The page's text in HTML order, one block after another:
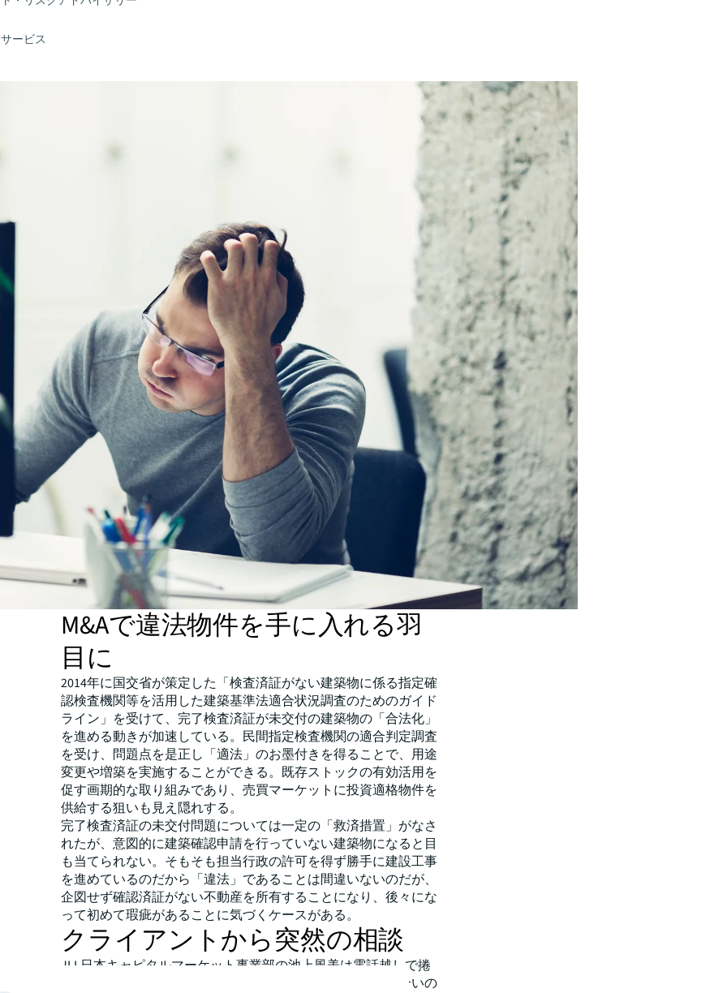
ービス
M&Aで違法物件を手に入れる羽
目に
2014年に国交省が策定した「検査済証がない建築物に係る指定確
認検査機関等を活用した建築基準法適合状況調査のためのガイド
ライン」を受けて、完了検査済証が未交付の建築物の「合法化」
を進める動きが加速している。民間指定検査機関の適合判定調査
を受け、問題点を是正し「適法」のお墨付きを得ることで、用途
変更や増築を実施することができる。既存ストックの有効活用を
促す画期的な取り組みであり、売買マーケットに投資適格物件を
供給する狙いも見え隠れする。
完了検査済証の未交付問題については一定の「救済措置」がなさ
れたが、意図的に建築確認申請を行っていない建築物になると目
も当てられない。そもそも担当行政の許可を得ず勝手に建設工事
を進めているのだから「違法」であることは間違いないのだが、
企図せず確認済証がない不動産を所有することになり、後々にな
って初めて瑕疵があることに気づくケースがある。
クライアントから突然の相談
JLL日本キャピタルマーケット事業部の池上風美は電話越しで捲
し立てるクライアントの一報を受けて困惑していた。付き合いの